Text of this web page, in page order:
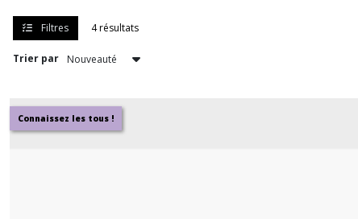
Filtres 4 résultats
Trier par
Connaissez les tous !
Notices
(1)
Mangas
(1)